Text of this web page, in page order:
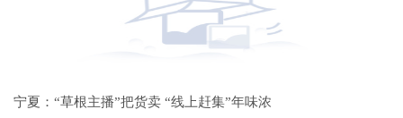
宁夏：“草根主播”把货卖 “线上赶集”年味浓